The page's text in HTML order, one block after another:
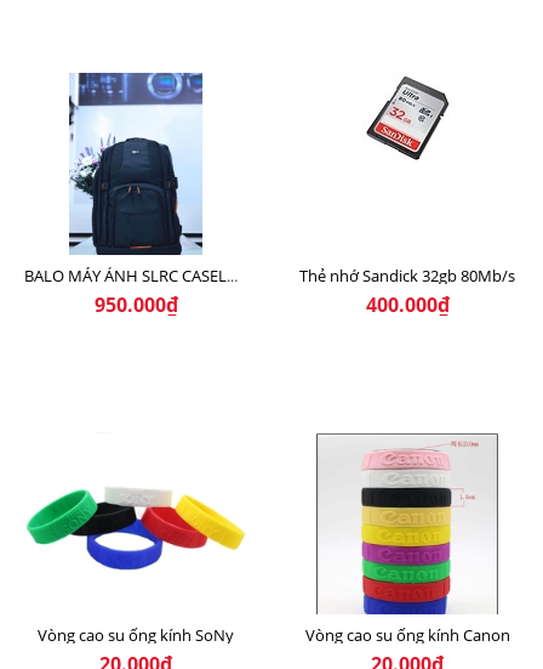
BALO MÁY ẢNH SLRC CASELOGIC 206 BLACK
950.000₫
Thẻ nhớ Sandick 32gb 80Mb/s
400.000₫
Vòng cao su ống kính SoNy
20.000₫
Vòng cao su ống kính Canon
20.000₫